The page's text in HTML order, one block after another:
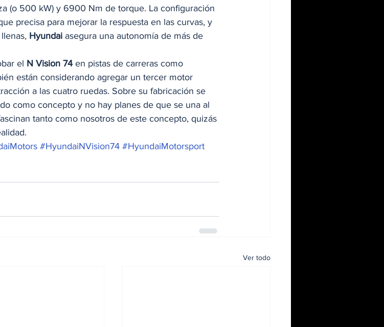
(o 500 kW) y 6900 Nm de torque. La configuración
precisa para mejorar la respuesta en las curvas, y
Hyundai asegura una autonomía de más de
el N Vision 74 en pistas de carreras como
están considerando agregar un tercer motor
a las cuatro ruedas. Sobre su fabricación se
como concepto y no hay planes de que se una al
tanto como nosotros de este concepto, quizás
#HyundaiNVision74 #HyundaiMotorsport
Ver todo